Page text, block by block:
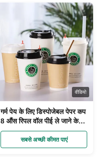
वीडियो
गर्म पेय के लिए डिस्पोजेबल पेपर कप
8 औंस रिपल वॉल पीई ले जाने के
लिए ले जाने के लिए लेपित पेपर कप
सबसे अच्छी कीमत पाएं